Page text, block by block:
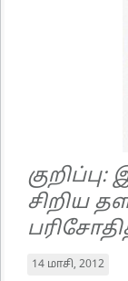
சிறிய
14 மாசி, 2012